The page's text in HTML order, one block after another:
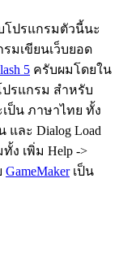
โปรแกรมตัวนี้นะ
มเขียนเว็บยอด
5 ครับผมโดยใน
ปรแกรม สำหรับ
เป็น ภาษาไทย ทั้ง
ละ Dialog Load
ง เพิ่ม Help ->
GameMakerเป็น